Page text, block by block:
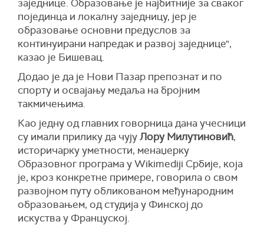
заједнице. Образовање је најбитније за сваког
појединца и локалну заједницу, јер је
образовање основни предуслов за
континуирани напредак и развој заједнице",
казао је Бишевац.
Додао је да је Нови Пазар препознат и по
спорту и освајању медаља на бројним
такмичењима.
Као једну од главних говорница дана учесници
су имали прилику да чујуЛору Милутиновић,
историчарку уметности, менаџерку
Образовног програма у Wikimediji Србије, која
је, кроз конкретне примере, говорила о свом
развојном путу обликованом међународним
образовањем, од студија у Финској до
искуства у Француској.